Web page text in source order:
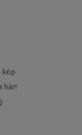
köp
här!